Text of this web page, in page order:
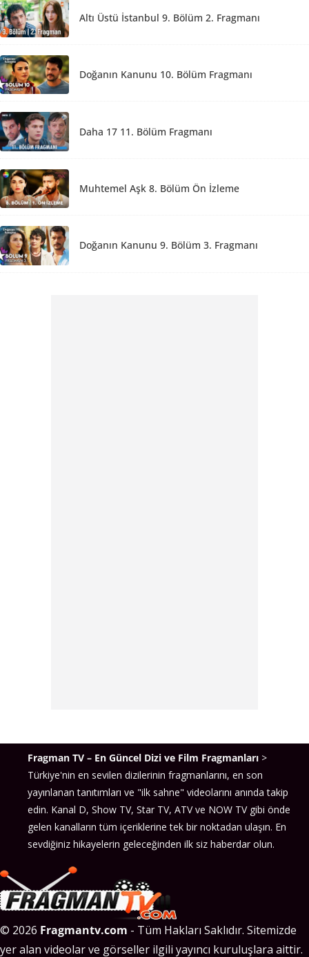
Altı Üstü İstanbul 9. Bölüm 2. Fragmanı
Doğanın Kanunu 10. Bölüm Fragmanı
Daha 17 11. Bölüm Fragmanı
Muhtemel Aşk 8. Bölüm Ön İzleme
Doğanın Kanunu 9. Bölüm 3. Fragmanı
Fragman TV – En Güncel Dizi ve Film Fragmanları >
Türkiye'nin en sevilen dizilerinin fragmanlarını, en son
yayınlanan tanıtımları ve "ilk sahne" videolarını anında takip
edin. Kanal D, Show TV, Star TV, ATV ve NOW TV gibi önde
gelen kanalların tüm içeriklerine tek bir noktadan ulaşın. En
sevdiğiniz hikayelerin geleceğinden ilk siz haberdar olun.
© 2026 Fragmantv.com - Tüm Hakları Saklıdır. Sitemizde
yer alan videolar ve görseller ilgili yayıncı kuruluşlara aittir.